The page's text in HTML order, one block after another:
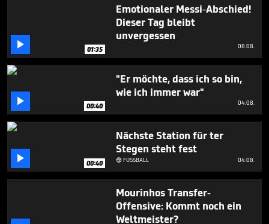
 01:35
Emotionaler Messi-Abschied!
Dieser Tag bleibt
unvergessen
08.08.
 00:40
"Er möchte, dass ich so bin,
wie ich immer war"
04.08.
 00:40
Nächste Station für ter
Stegen steht fest
FUSSBALL 04.08.
Mourinhos Transfer-
Offensive: Kommt noch ein
Weltmeister?